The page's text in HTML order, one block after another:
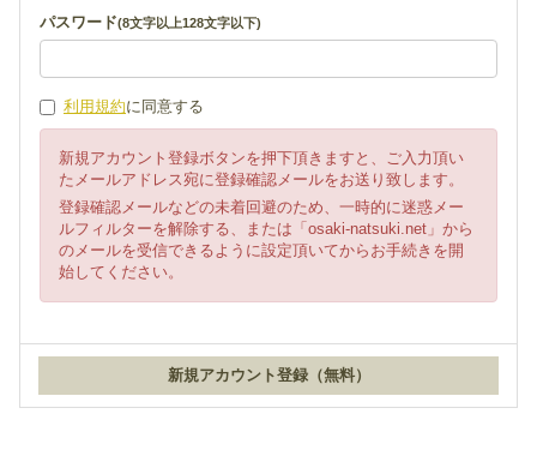
パスワード(8文字以上128文字以下)
利用規約に同意する
新規アカウント登録ボタンを押下頂きますと、ご入力頂い
たメールアドレス宛に登録確認メールをお送り致します。
登録確認メールなどの未着回避のため、一時的に迷惑メー
ルフィルターを解除する、または「osaki-natsuki.net」から
のメールを受信できるように設定頂いてからお手続きを開
始してください。